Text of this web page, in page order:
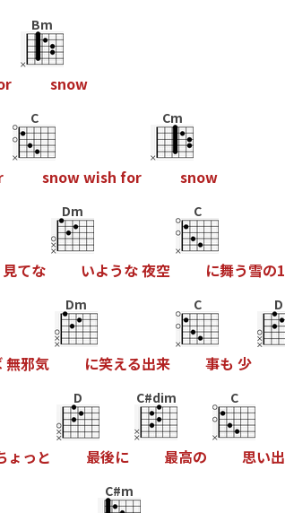
r
Bm
snow
C
snowwish for
Cm
snow
見てな
Dm
いような夜空
C
に舞う雪の1
無邪気
Dm
に笑える出来
C
事も 少
D
ょ っ と
D
最後に
C#dim
最高の
C
思い出
C#m